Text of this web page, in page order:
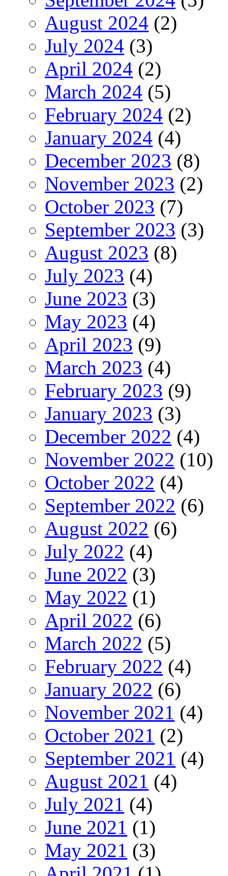
August 2024 (2)
July 2024 (3)
April 2024 (2)
March 2024 (5)
February 2024 (2)
January 2024 (4)
December 2023 (8)
November 2023 (2)
October 2023 (7)
September 2023 (3)
August 2023 (8)
July 2023 (4)
June 2023 (3)
May 2023 (4)
April 2023 (9)
March 2023 (4)
February 2023 (9)
January 2023 (3)
December 2022 (4)
November 2022 (10)
October 2022 (4)
September 2022 (6)
August 2022 (6)
July 2022 (4)
June 2022 (3)
May 2022 (1)
April 2022 (6)
March 2022 (5)
February 2022 (4)
January 2022 (6)
November 2021 (4)
October 2021 (2)
September 2021 (4)
August 2021 (4)
July 2021 (4)
June 2021 (1)
May 2021 (3)